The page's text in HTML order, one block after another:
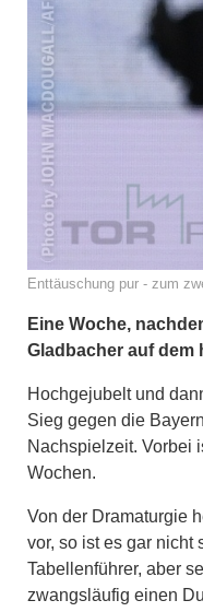
Enttäuschung pur - zum
Eine Woche,
Gladbacher auf dem
Hochgejubelt und
Sieg gegen die
Nachspielzeit. Vorbei
Wochen.
Von der Dramaturgie
vor, so ist es gar nicht
Tabellenführer, aber
zwangsläufig einen